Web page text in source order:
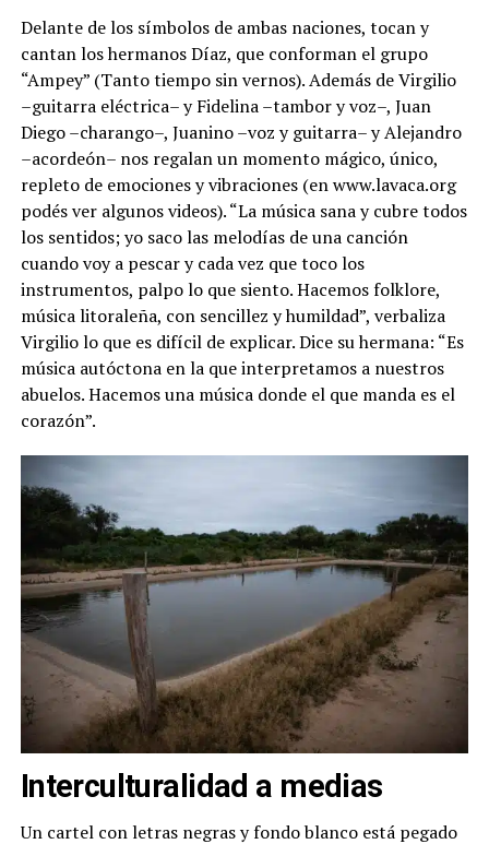
Delante de los símbolos de ambas naciones, tocan y
cantan los hermanos Díaz, que conforman el grupo
“Ampey” (Tanto tiempo sin vernos). Además de Virgilio
–guitarra eléctrica– y Fidelina –tambor y voz–, Juan
Diego –charango–, Juanino –voz y guitarra– y Alejandro
–acordeón– nos regalan un momento mágico, único,
repleto de emociones y vibraciones (en www.lavaca.org
podés ver algunos videos). “La música sana y cubre todos
los sentidos; yo saco las melodías de una canción
cuando voy a pescar y cada vez que toco los
instrumentos, palpo lo que siento. Hacemos folklore,
música litoraleña, con sencillez y humildad”, verbaliza
Virgilio lo que es difícil de explicar. Dice su hermana: “Es
música autóctona en la que interpretamos a nuestros
abuelos. Hacemos una música donde el que manda es el
corazón”.
Interculturalidad a medias
Un cartel con letras negras y fondo blanco está pegado